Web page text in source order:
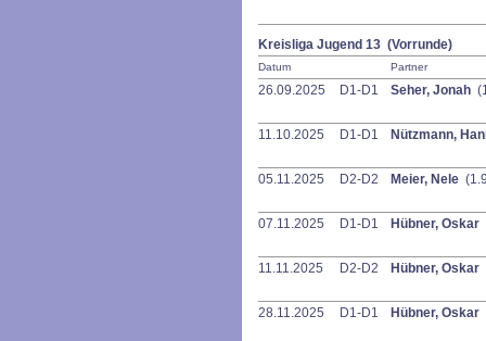
Kreisliga Jugend 13 (Vorrunde)
Datum Partner
26.09.2025 D1-D1 Seher, Jonah
11.10.2025 D1-D1 Nützmann,
05.11.2025 D2-D2 Meier, Nele
07.11.2025 D1-D1 Hübner, Oskar
11.11.2025 D2-D2 Hübner, Oskar
28.11.2025 D1-D1 Hübner, Oskar